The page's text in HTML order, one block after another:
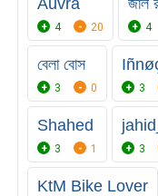
Auvra
4 20
জাল
4
বেলা বোস
3 0 3
Shahed
3 1 3
KtM Bike Lover